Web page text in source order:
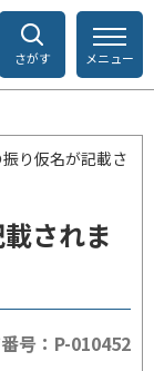
さがす メニュー
り仮名が記載さ
されま
号：P-010452